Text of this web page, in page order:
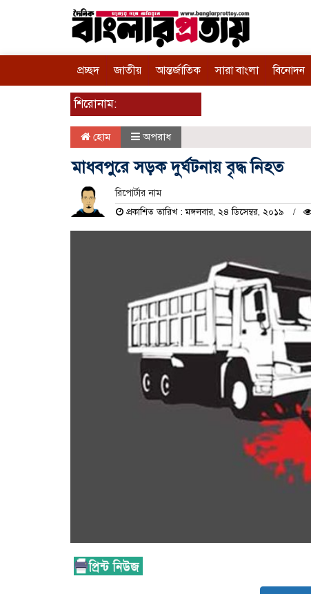
প্রচ্ছদ জাতীয় আন্তর্জাতিক সারা বাংলা বিনোদন
শিরোনাম:
হোম অপরাধ
মাধবপুরে সড়ক দুর্ঘটনায় বৃদ্ধ নিহত
রিপোর্টার নাম
প্রকাশিত তারিখ : মঙ্গলবার, ২৪ ডিসেম্বর, ২০১৯